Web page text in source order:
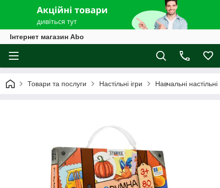
Інтернет магазин Abo
Товари та послуги Настільні ігри Навчальні настільні